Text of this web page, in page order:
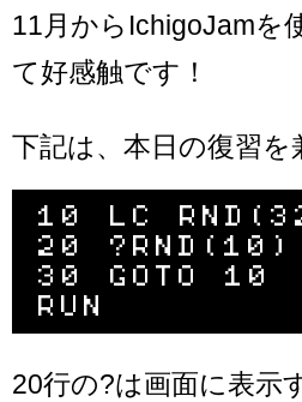
11月からIchigoJamを
て好感触です！
下記は、本日の復習
10 LC
20 ?RND(10)
30 GOTO 10
20行の?は画面に表示